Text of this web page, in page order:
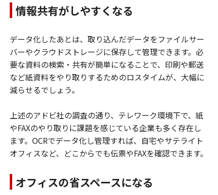
情報共有がしやすくなる
データ化したあとは、取り込んだデータをファイルサー
バーやクラウドストレージに保存して管理できます。必
要な資料の検索・共有が簡単になることで、印刷や郵送
など紙資料をやり取りするためのロスタイムが、大幅に
減らせるでしょう。
上述のアドビ社の調査の通り、テレワーク環境下で、紙
やFAXのやり取りに課題を感じている企業も多く存在し
ます。OCRでデータ化し管理すれば、自宅やサテライト
オフィスなど、どこからでも伝票やFAXを確認できます。
オフィスの省スペースになる